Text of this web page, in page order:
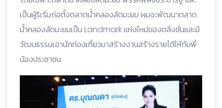
เป็นผู้ริเริ่มก่อตั้งตลาดน้ำคลองลัดมะยม ผมจะพัฒนาตลาด
น้ำคลองลัดมะยมเป็น Landmark แห่งใหม่ของตลิ่งชันและมี
วัฒนธรรมเอานักท่องเที่ยวมาสร้างงานสร้างรายได้ให้กับพี่
น้องประชาชน